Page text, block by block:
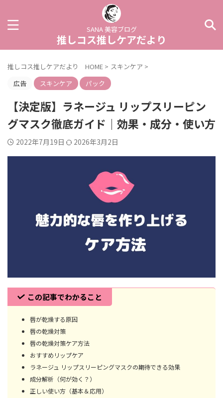
SANA 美容ブログ
推しコス推しケアだより
推しコス推しケアだより HOME > スキンケア >
広告
スキンケア パック
【決定版】ラネージュ リップスリーピン
グマスク徹底ガイド｜効果・成分・使い方
2022年7月19日 2026年3月2日
この記事でわかること
唇が乾燥する原因
唇の乾燥対策
唇の乾燥対策ケア方法
おすすめリップケア
ラネージュ リップスリーピングマスクの期待できる効果
成分解析（何が効く？）
正しい使い方（基本＆応用）